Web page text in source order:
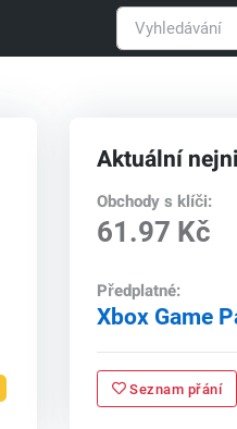
Aktuální
Obchody s klíči:
61.97 Kč
Předplatné:
Xbox Game
Seznam přání